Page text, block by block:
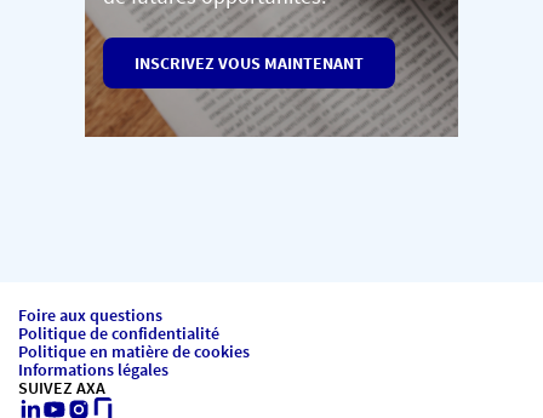
INSCRIVEZ VOUS MAINTENANT
Foire aux questions
Politique de confidentialité
Politique en matière de cookies
Informations légales
SUIVEZ AXA
LinkedIn
Youtube
Instagram
Glassdoor